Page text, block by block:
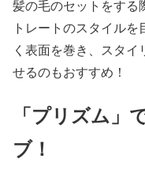
髪の毛のセットをする
トレートのスタイルを
く表面を巻き、スタ
せるのもおすすめ！
「プリズム」
ブ！